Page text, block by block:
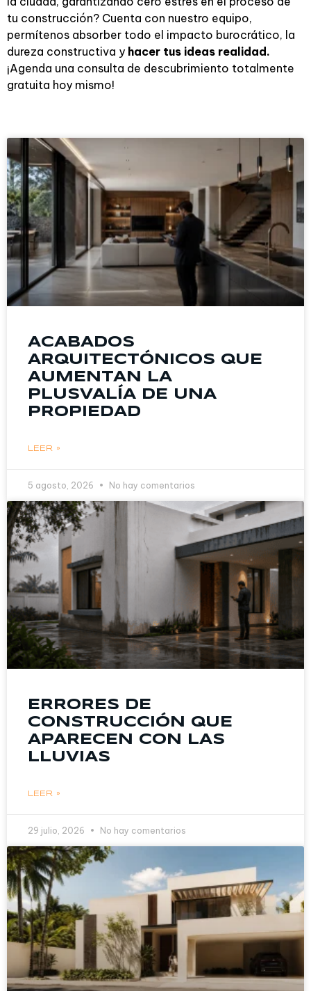
tu construcción? Cuenta con nuestro equipo,
permítenos absorber todo el impacto burocrático, la
dureza constructiva y hacer tus ideas realidad.
¡Agenda una consulta de descubrimiento totalmente
gratuita hoy mismo!
ACABADOS
ARQUITECTÓNICOS QUE
AUMENTAN LA
PLUSVALÍA DE UNA
PROPIEDAD
LEER »
5 agosto, 2026 No hay comentarios
ERRORES DE
CONSTRUCCIÓN QUE
APARECEN CON LAS
LLUVIAS
LEER »
29 julio, 2026 No hay comentarios